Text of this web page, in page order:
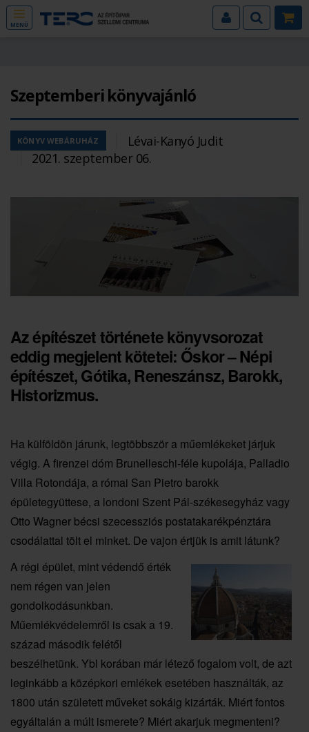
MENÜ
Szeptemberi könyvajánló
KÖNYV WEBÁRUHÁZ
Lévai-Kanyó Judit
2021. szeptember 06.
Az építészet története könyvsorozat
eddig megjelent kötetei: Őskor – Népi
építészet, Gótika, Reneszánsz, Barokk,
Historizmus.
Ha külföldön járunk, legtöbbször a műemlékeket járjuk
végig. A firenzei dóm Brunelleschi-féle kupolája, Palladio
Villa Rotondája, a római San Pietro barokk
épületegyüttese, a londoni Szent Pál-székesegyház vagy
Otto Wagner bécsi szecessziós postatakarékpénztára
csodálattal tölt el minket. De vajon értjük is amit látunk?
A régi épület, mint védendő érték
nem régen van jelen
gondolkodásunkban.
Műemlékvédelemről is csak a 19.
század második felétől
beszélhetünk. Ybl korában már létező fogalom volt, de azt
leginkább a középkori emlékek esetében használták, az
1800 után született műveket sokáig kizárták. Miért fontos
egyáltalán a múlt ismerete? Miért akarjuk megmenteni?